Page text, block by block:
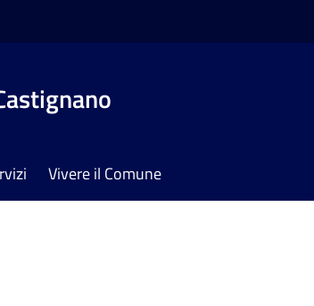
Vivere il Comune